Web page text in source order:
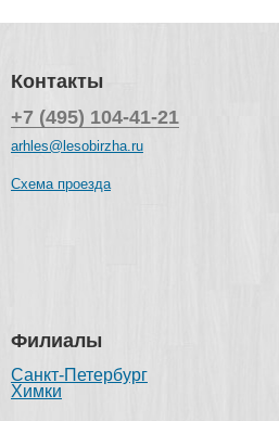
Контакты
+7 (495) 104-41-21
arhles@lesobirzha.ru
Схема проезда
Филиалы
Санкт-Петербург
Химки